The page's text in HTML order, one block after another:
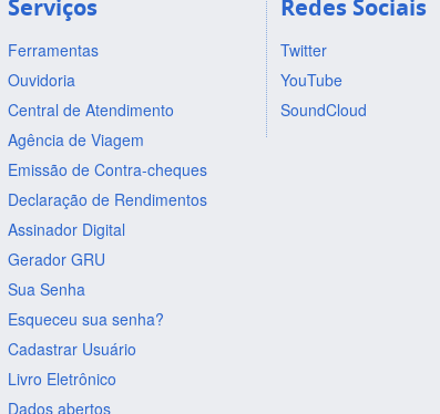
Serviços
Ferramentas
Ouvidoria
Central de Atendimento
Agência de Viagem
Emissão de Contra-cheques
Declaração de Rendimentos
Assinador Digital
Gerador GRU
Sua Senha
Esqueceu sua senha?
Cadastrar Usuário
Livro Eletrônico
Dados abertos
Redes Sociais
Twitter
YouTube
SoundCloud